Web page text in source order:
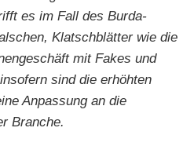
es im Fall des Burda-
Klatschblätter wie die
mit Fakes und
sind die erhöhten
Anpassung an die
Branche.